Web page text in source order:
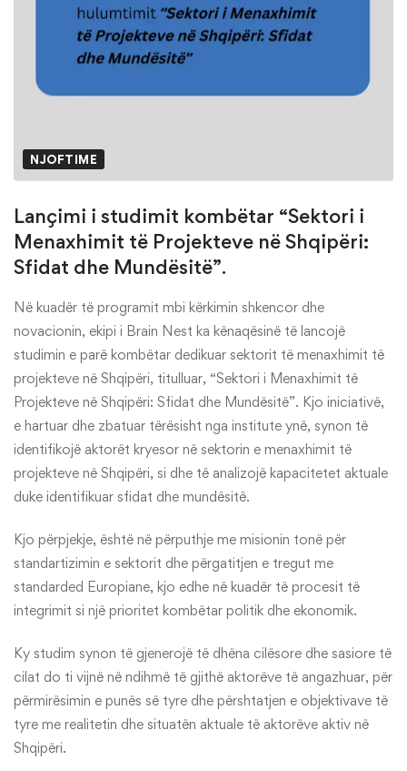
NJOFTIME
Lançimi i studimit kombëtar “Sektori i
Menaxhimit të Projekteve në Shqipëri:
Sfidat dhe Mundësitë”.
Në kuadër të programit mbi kërkimin shkencor dhe
novacionin, ekipi i Brain Nest ka kënaqësinë të lancojë
studimin e parë kombëtar dedikuar sektorit të menaxhimit të
projekteve në Shqipëri, titulluar, “Sektori i Menaxhimit të
Projekteve në Shqipëri: Sfidat dhe Mundësitë”. Kjo iniciativë,
e hartuar dhe zbatuar tërësisht nga institute ynë, synon të
identifikojë aktorët kryesor në sektorin e menaxhimit të
projekteve në Shqipëri, si dhe të analizojë kapacitetet aktuale
duke identifikuar sfidat dhe mundësitë.
Kjo përpjekje, është në përputhje me misionin tonë për
standartizimin e sektorit dhe përgatitjen e tregut me
standarded Europiane, kjo edhe në kuadër të procesit të
integrimit si një prioritet kombëtar politik dhe ekonomik.
Ky studim synon të gjenerojë të dhëna cilësore dhe sasiore të
cilat do ti vijnë në ndihmë të gjithë aktorëve të angazhuar, për
përmirësimin e punës së tyre dhe përshtatjen e objektivave të
tyre me realitetin dhe situatën aktuale të aktorëve aktiv në
Shqipëri.